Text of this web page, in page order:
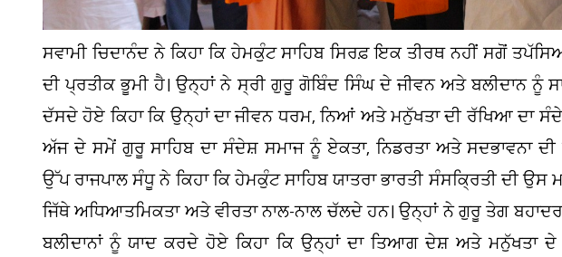
ਸਵਾਮੀ ਚਿਦਾਨੰਦ ਨੇ ਕਿਹਾ ਕਿ ਹੇਮਕੁੰਟ ਸਾਹਿਬ ਸਿਰਫ਼ ਇਕ ਤੀਰਥ ਨਹੀਂ ਸਗੋਂ
ਦੀ ਪ੍ਰਤੀਕ ਭੂਮੀ ਹੈ। ਉਨ੍ਹਾਂ ਨੇ ਸ੍ਰੀ ਗੁਰੂ ਗੋਬਿੰਦ ਸਿੰਘ ਦੇ ਜੀਵਨ ਅਤੇ ਬਲੀਦਾਨ ਨੂੰ
ਦੱਸਦੇ ਹੋਏ ਕਿਹਾ ਕਿ ਉਨ੍ਹਾਂ ਦਾ ਜੀਵਨ ਧਰਮ, ਨਿਆਂ ਅਤੇ ਮਨੁੱਖਤਾ ਦੀ ਰੱਖਿਆ ਦਾ
ਅੱਜ ਦੇ ਸਮੇਂ ਗੁਰੂ ਸਾਹਿਬ ਦਾ ਸੰਦੇਸ਼ ਸਮਾਜ ਨੂੰ ਏਕਤਾ, ਨਿਡਰਤਾ ਅਤੇ ਸਦਭਾਵਨਾ ਦੀ
ਉੱਪ ਰਾਜਪਾਲ ਸੰਧੂ ਨੇ ਕਿਹਾ ਕਿ ਹੇਮਕੁੰਟ ਸਾਹਿਬ ਯਾਤਰਾ ਭਾਰਤੀ ਸੰਸਕ੍ਰਿਤੀ ਦੀ ਉਸ
ਜਿੱਥੇ ਅਧਿਆਤਮਿਕਤਾ ਅਤੇ ਵੀਰਤਾ ਨਾਲ-ਨਾਲ ਚੱਲਦੇ ਹਨ। ਉਨ੍ਹਾਂ ਨੇ ਗੁਰੂ ਤੇਗ
ਬਲੀਦਾਨਾਂ ਨੂੰ ਯਾਦ ਕਰਦੇ ਹੋਏ ਕਿਹਾ ਕਿ ਉਨ੍ਹਾਂ ਦਾ ਤਿਆਗ ਦੇਸ਼ ਅਤੇ ਮਨੁੱਖਤਾ